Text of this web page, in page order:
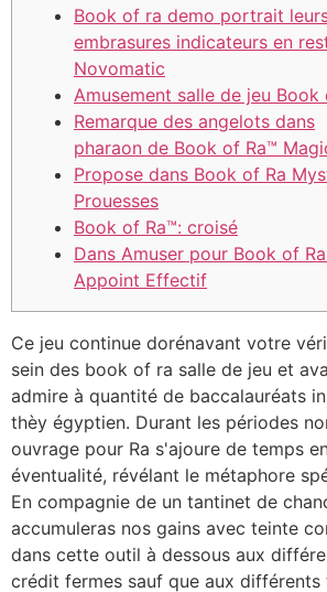
Book of ra demo portrait
embrasures indicateurs en
Novomatic
Amusement salle de jeu Book
Remarque des angelots dans
pharaon de Book of Ra™
Propose dans Book of Ra
Prouesses
Book of Ra™: croisé
Dans Amuser pour Book of
Appoint Effectif
Ce jeu continue dorénavant votre
sein des book of ra salle de jeu et
admire à quantité de baccalauréats
thèy égyptien. Durant les périodes
ouvrage pour Ra s'ajoure de temps
éventualité, révélant le métaphore
En compagnie de un tantinet de
accumuleras nos gains avec teinte
dans cette outil à dessous aux
crédit fermes sauf que aux différents